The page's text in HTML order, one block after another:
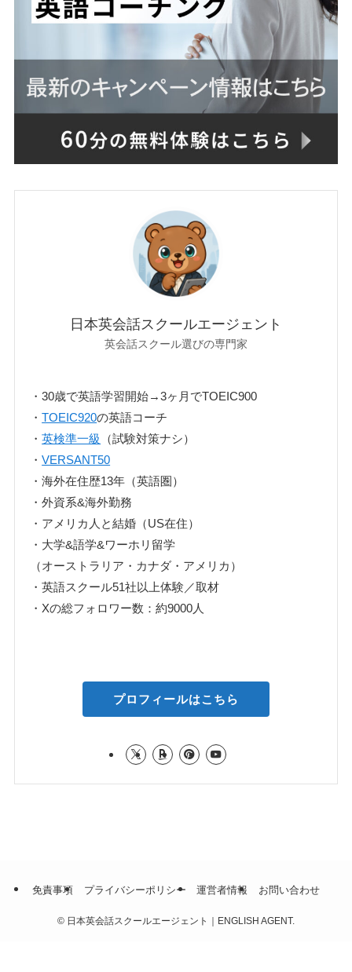
日本英会話スクールエージェント
英会話スクール選びの専門家
・30歳で英語学習開始→3ヶ月でTOEIC900
・TOEIC920の英語コーチ
・英検準一級
（試験対策ナシ）
・VERSANT50
・海外在住歴13年（英語圏）
・外資系&海外勤務
・アメリカ人と結婚（US在住）
・大学&語学&ワーホリ留学
（オーストラリア・カナダ・アメリカ）
・英語スクール51社以上体験／取材
・Xの総フォロワー数：約9000人
プロフィールはこちら
免責事項 プライバシーポリシー 運営者情報 お問い合わせ
© 日本英会話スクールエージェント｜ENGLISH AGENT.